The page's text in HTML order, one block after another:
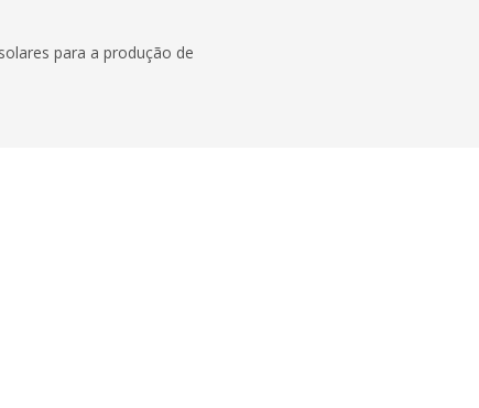
para a produção de